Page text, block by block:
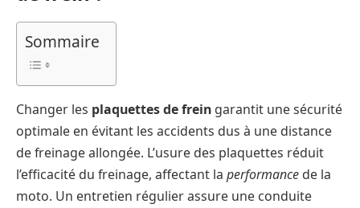
Sommaire
Changer les plaquettes de frein garantit une sécurité
optimale en évitant les accidents dus à une distance
de freinage allongée. L’usure des plaquettes réduit
l’efficacité du freinage, affectant la performance de la
moto. Un entretien régulier assure une conduite